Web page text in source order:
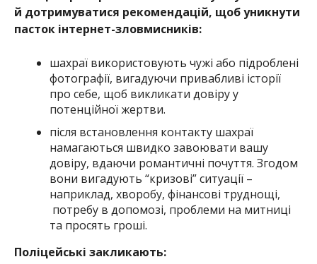
й дотримуватися рекомендацій, щоб уникнути
пасток інтернет-зловмисників:
шахраї використовують чужі або підроблені
фотографії, вигадуючи привабливі історії
про себе, щоб викликати довіру у
потенційної жертви.
після встановлення контакту шахраї
намагаються швидко завоювати вашу
довіру, вдаючи романтичні почуття. Згодом
вони вигадують “кризові” ситуації –
наприклад, хворобу, фінансові труднощі,
потребу в допомозі, проблеми на митниці
та просять гроші.
Поліцейські закликають: